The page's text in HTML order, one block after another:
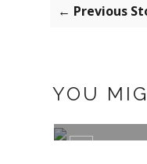
← Previous
YOU